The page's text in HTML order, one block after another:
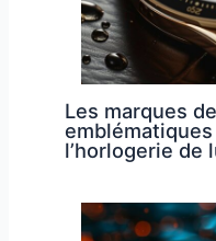
Les marques
l’horlogerie de